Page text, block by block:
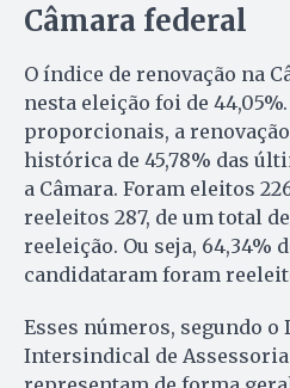
Câmara federal
O índice de renovação na
nesta eleição foi de
proporcionais, a
histórica de 45,78% das
a Câmara. Foram eleitos
reeleitos 287, de um total
reeleição. Ou seja, 64,34%
candidataram foram
Esses números, segundo o
Intersindical de